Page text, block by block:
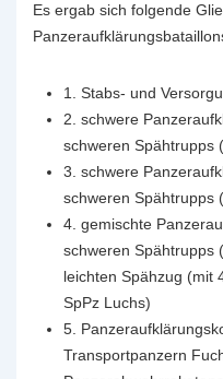
Es ergab sich folgende
1. Stabs- und
2. schwere
schweren Spähtrupps
3. schwere
schweren Spähtrupps
4. gemischte
schweren Spähtrupps
leichten Spähzug (mit
SpPz Luchs)
5.
Transportpanzern